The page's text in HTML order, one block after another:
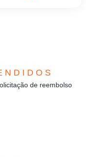
de reembolso